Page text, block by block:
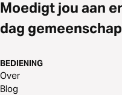
Moedigt jou aan
dag
BEDIENING
Over
Blog